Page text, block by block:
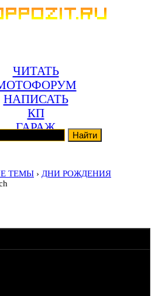
ЧИТАТЬ
НАПИСАТЬ
КП
ГАРАЖ
ТЕМЫ › ДНИ РОЖДЕНИЯ